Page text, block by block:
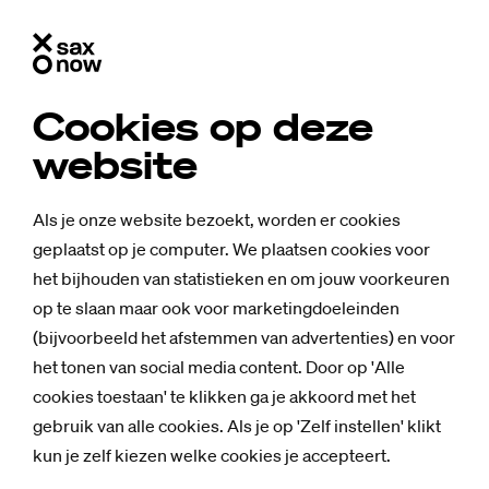
Cookies op deze
website
Als je onze website bezoekt, worden er cookies
geplaatst op je computer. We plaatsen cookies voor
het bijhouden van statistieken en om jouw voorkeuren
op te slaan maar ook voor marketingdoeleinden
(bijvoorbeeld het afstemmen van advertenties) en voor
het tonen van social media content. Door op 'Alle
cookies toestaan' te klikken ga je akkoord met het
gebruik van alle cookies. Als je op 'Zelf instellen' klikt
kun je zelf kiezen welke cookies je accepteert.
Nieuws